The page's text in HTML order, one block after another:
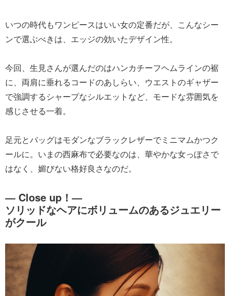
いつの時代もワンピースはいい女の定番だが、こんなシー
ンで選ぶべきは、エッジの効いたデザイン性。
今回、生見さんが選んだのはハンカチーフヘムラインの裾
に、両肩に垂れるコードのあしらい、ウエストのギャザー
で強調するシャープなシルエットなど、モードな雰囲気を
感じさせる一着。
足元とバッグはモダンなブラックレザーでミニマムかつク
ールに。いまの西麻布で必要なのは、華やかな女っぽさで
はなく、媚びない格好良さなのだ。
― Close up！―
ソリッドなヘアにボリュームのあるジュエリー
がクール